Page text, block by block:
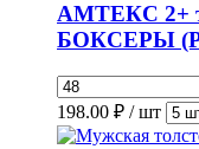
АМТЕКС 2+
БОКСЕРЫ
198.00 ₽ / шт